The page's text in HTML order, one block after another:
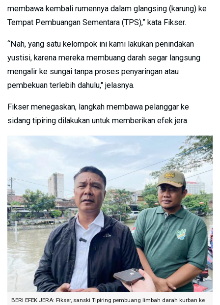
membawa kembali rumennya dalam glangsing (karung) ke
Tempat Pembuangan Sementara (TPS),” kata Fikser.
“Nah, yang satu kelompok ini kami lakukan penindakan
yustisi, karena mereka membuang darah segar langsung
mengalir ke sungai tanpa proses penyaringan atau
pembekuan terlebih dahulu," jelasnya.
Fikser menegaskan, langkah membawa pelanggar ke
sidang tipiring dilakukan untuk memberikan efek jera.
BERI EFEK JERA: Fikser, sanski Tipiring pembuang limbah darah kurban ke